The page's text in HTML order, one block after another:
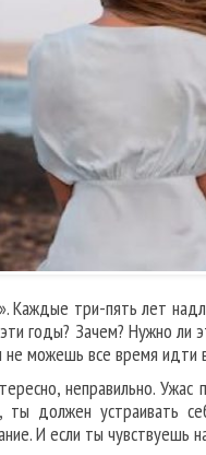
Каждые три-пять лет
годы? Зачем? Нужно
не можешь все время идти
неправильно.
должен устраивать
И если ты